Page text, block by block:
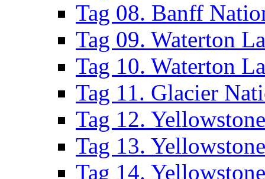
Tag 08. Banff
Tag 09. Waterton
Tag 10. Waterton
Tag 11. Glacier
Tag 12.
Tag 13.
Tag 14.